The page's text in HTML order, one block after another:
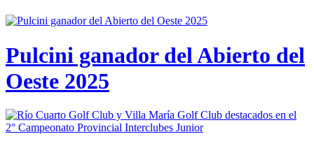
Pulcini ganador del Abierto del
Oeste 2025